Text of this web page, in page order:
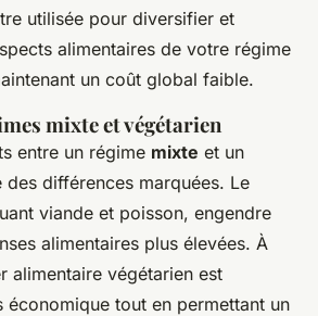
utilisée pour diversifier et
alimentaires de votre régime
un coût global faible.
mixte et végétarien
entre un régime mixte et un
différences marquées. Le
viande et poisson, engendre
alimentaires plus élevées. À
alimentaire végétarien est
économique tout en permettant un